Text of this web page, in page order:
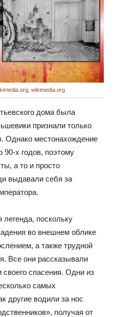
wikimedia.org
дома была
признали только
Однако местонахождение
90-х годов, поэтому
а то и просто
выдавали себя за
поскольку
во внешнем облике
а также трудной
Все они рассказывали
спасения. Одни из
самых
другие водили за нос
получая от